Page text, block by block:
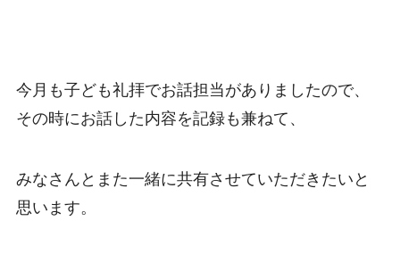
今月も子ども礼拝でお話担当がありましたので、
その時にお話した内容を記録も兼ねて、
みなさんとまた一緒に共有させていただきたいと
思います。